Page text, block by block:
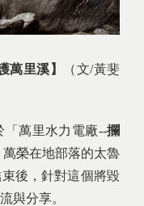
萬里溪】
（文/黃斐
「萬里水力電廠--攔
萬榮在地部落的太魯
後，針對這個將毀
與分享。